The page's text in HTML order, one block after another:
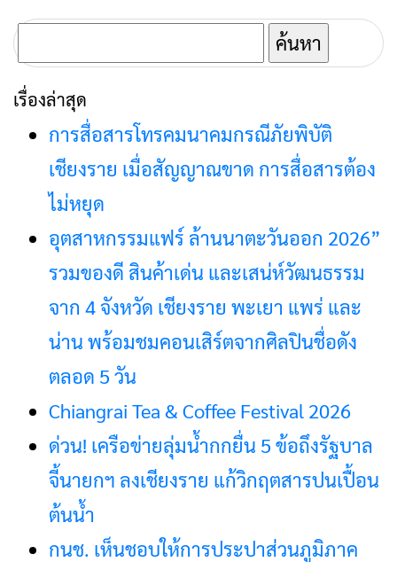
ค้นหา
สำหรับ:
เรื่องล่าสุด
การสื่อสารโทรคมนาคมกรณีภัยพิบัติ
เชียงราย เมื่อสัญญาณขาด การสื่อสารต้อง
ไม่หยุด
อุตสาหกรรมแฟร์ ล้านนาตะวันออก 2026”
รวมของดี สินค้าเด่น และเสน่ห์วัฒนธรรม
จาก 4 จังหวัด เชียงราย พะเยา แพร่ และ
น่าน พร้อมชมคอนเสิร์ตจากศิลปินชื่อดัง
ตลอด 5 วัน
Chiangrai Tea & Coffee Festival 2026
ด่วน! เครือข่ายลุ่มน้ำกกยื่น 5 ข้อถึงรัฐบาล
จี้นายกฯ ลงเชียงราย แก้วิกฤตสารปนเปื้อน
ต้นน้ำ
กนช. เห็นชอบให้การประปาส่วนภูมิภาค